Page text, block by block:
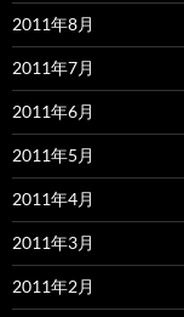
2011年8月
2011年7月
2011年6月
2011年5月
2011年4月
2011年3月
2011年2月